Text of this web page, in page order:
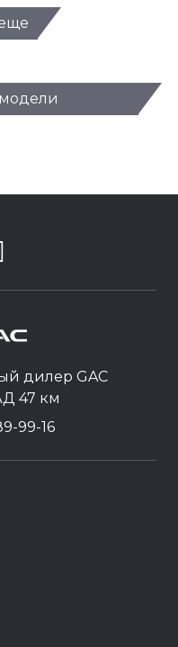
дилер GAC
47 км
99-16